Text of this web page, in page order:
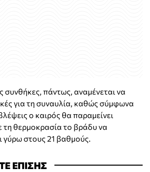
συνθήκες, πάντως, αναμένεται να
για τη συναυλία, καθώς σύμφωνα
ο καιρός θα παραμείνει
τη θερμοκρασία το βράδυ να
γύρω στους 21 βαθμούς.
ΕΠΙΣΗΣ